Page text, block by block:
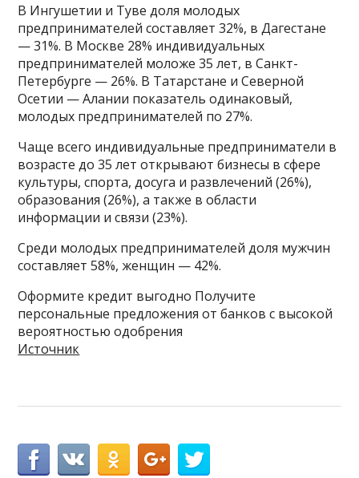
В Ингушетии и Туве доля молодых
предпринимателей составляет 32%, в Дагестане
— 31%. В Москве 28% индивидуальных
предпринимателей моложе 35 лет, в Санкт-
Петербурге — 26%. В Татарстане и Северной
Осетии — Алании показатель одинаковый,
молодых предпринимателей по 27%.
Чаще всего индивидуальные предприниматели в
возрасте до 35 лет открывают бизнесы в сфере
культуры, спорта, досуга и развлечений (26%),
образования (26%), а также в области
информации и связи (23%).
Среди молодых предпринимателей доля мужчин
составляет 58%, женщин — 42%.
Оформите кредит выгодно Получите
персональные предложения от банков с высокой
вероятностью одобрения
Источник